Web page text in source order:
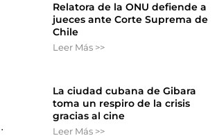
Relatora de la ONU defiende a
jueces ante Corte Suprema de
Chile
Leer Más >>
La ciudad cubana de Gibara
toma un respiro de la crisis
gracias al cine
Leer Más >>